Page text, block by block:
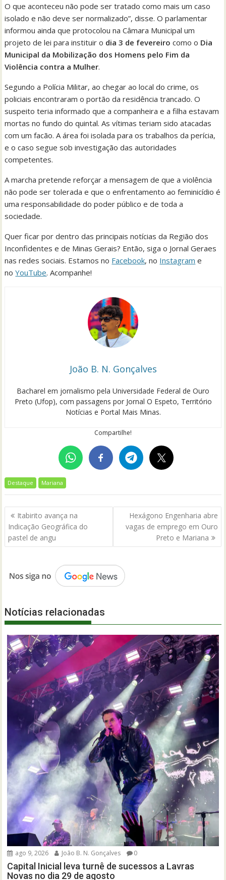
O que aconteceu não pode ser tratado como mais um caso
isolado e não deve ser normalizado”, disse. O parlamentar
informou ainda que protocolou na Câmara Municipal um
projeto de lei para instituir o dia 3 de fevereiro como o Dia
Municipal da Mobilização dos Homens pelo Fim da
Violência contra a Mulher.
Segundo a Polícia Militar, ao chegar ao local do crime, os
policiais encontraram o portão da residência trancado. O
suspeito teria informado que a companheira e a filha estavam
mortas no fundo do quintal. As vítimas teriam sido atacadas
com um facão. A área foi isolada para os trabalhos da perícia,
e o caso segue sob investigação das autoridades
competentes.
A marcha pretende reforçar a mensagem de que a violência
não pode ser tolerada e que o enfrentamento ao feminicídio é
uma responsabilidade do poder público e de toda a
sociedade.
Quer ficar por dentro das principais notícias da Região dos
Inconfidentes e de Minas Gerais? Então, siga o Jornal Geraes
nas redes sociais. Estamos no Facebook, no Instagram e
noYouTube. Acompanhe!
João B. N. Gonçalves
Bacharel em jornalismo pela Universidade Federal de Ouro
Preto (Ufop), com passagens por Jornal O Espeto, Território
Notícias e Portal Mais Minas.
Compartilhe!
Destaque Mariana
Navegação
de
Post
Itabirito avança na
Indicação Geográfica do
pastel de angu
Hexágono Engenharia abre
vagas de emprego em Ouro
Preto e Mariana
Notícias relacionadas
ago 9, 2026 João B. N. Gonçalves 0
Capital Inicial leva turnê de sucessos a Lavras
Novas no dia 29 de agosto